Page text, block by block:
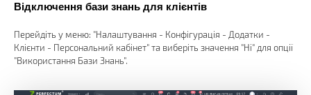
Відключення бази знань для клієнтів
Перейдіть у меню: "Налаштування - Конфігурація - Додатки -
Клієнти - Персональний кабінет" та виберіть значення "Ні" для опції
"Використання Бази Знань".